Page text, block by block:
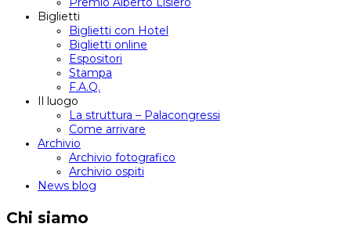
Biglietti
Biglietti con Hotel
Biglietti online
Espositori
Stampa
F.A.Q.
Il luogo
La struttura – Palacongressi
Come arrivare
Archivio
Archivio fotografico
Archivio ospiti
News blog
Chi siamo